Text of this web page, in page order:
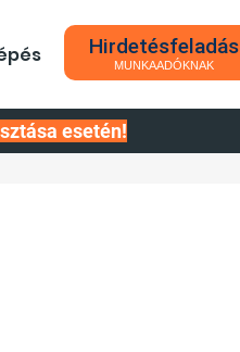
Hirdetésfeladás
MUNKAADÓKNAK
esetén!